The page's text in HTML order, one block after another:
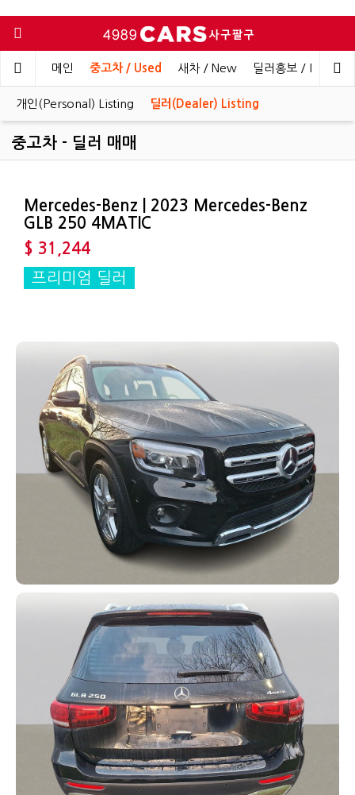
메인 중고차 / Used 새차 / New 딜러홍보 / Dealer
개인(Personal) Listing 딜러(Dealer) Listing
중고차 - 딜러 매매
Mercedes-Benz | 2023 Mercedes-Benz
GLB 250 4MATIC
$ 31,244
프리미엄 딜러